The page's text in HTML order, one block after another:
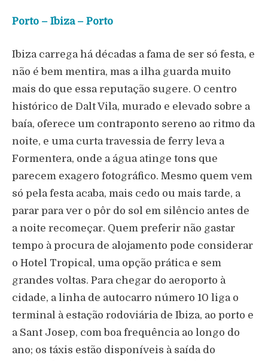
Porto – Ibiza – Porto
Ibiza carrega há décadas a fama de ser só festa, e
não é bem mentira, mas a ilha guarda muito
mais do que essa reputação sugere. O centro
histórico de Dalt Vila, murado e elevado sobre a
baía, oferece um contraponto sereno ao ritmo da
noite, e uma curta travessia de ferry leva a
Formentera, onde a água atinge tons que
parecem exagero fotográfico. Mesmo quem vem
só pela festa acaba, mais cedo ou mais tarde, a
parar para ver o pôr do sol em silêncio antes de
a noite recomeçar. Quem preferir não gastar
tempo à procura de alojamento pode considerar
o Hotel Tropical, uma opção prática e sem
grandes voltas. Para chegar do aeroporto à
cidade, a linha de autocarro número 10 liga o
terminal à estação rodoviária de Ibiza, ao porto e
a Sant Josep, com boa frequência ao longo do
ano; os táxis estão disponíveis à saída do